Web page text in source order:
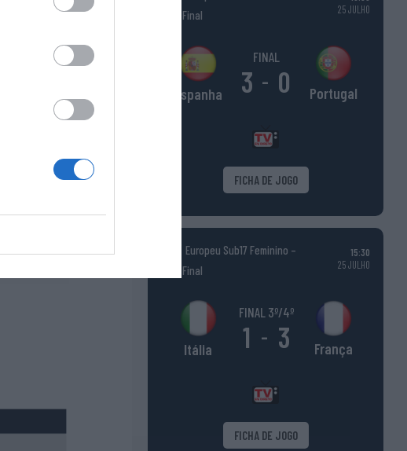
Fase Final
25 JULHO
Espanha
FINAL
3 - 0 Portugal
FICHA DE JOGO
Europeu Sub17 Feminino –
Fase Final
15:30
25 JULHO
Itália
FINAL 3º/4º
1 - 3 França
FICHA DE JOGO